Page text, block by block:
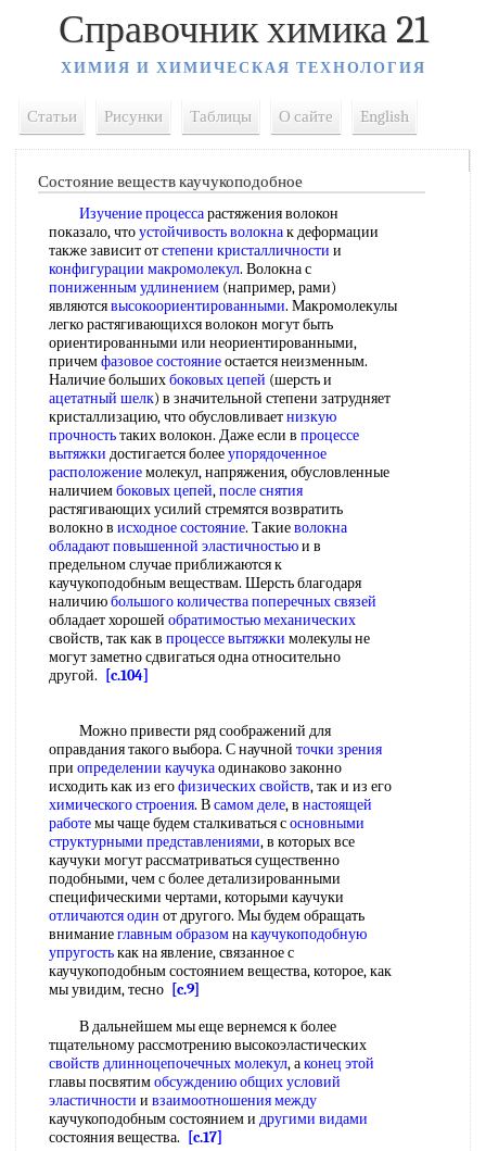
Справочник химика 21
ХИМИЯ И ХИМИЧЕСКАЯ ТЕХНОЛОГИЯ
Статьи Рисунки Таблицы О сайте English
Состояние веществ каучукоподобное
Изучение процессарастяжения волокон
показало, чтоустойчивость волокнак деформации
также зависит отстепени кристалличности и
конфигурации макромолекул. Волокна с
пониженным удлинением (например, рами)
являютсявысокоориентированными. Макромолекулы
легко растягивающихся волокон могут быть
ориентированными или неориентированными,
причемфазовое состояниеостается неизменным.
Наличие большихбоковых цепей (шерсть и
ацетатный шелк) в значительной степени затрудняет
кристаллизацию, что обусловливаетнизкую
прочностьтаких волокон. Даже если в процессе
вытяжки достигается болееупорядоченное
расположениемолекул, напряжения, обусловленные
наличиембоковых цепей,после снятия
растягивающих усилий стремятся возвратить
волокно в исходное состояние. Такиеволокна
обладаютповышенной эластичностьюи в
предельном случае приближаются к
каучукоподобным веществам. Шерсть благодаря
наличиюбольшого количествапоперечных связей
обладает хорошей обратимостью механических
свойств, так как в процессе вытяжки молекулы не
могут заметно сдвигаться одна относительно
другой.
[c.104]
Можно привести ряд соображений для
оправдания такого выбора. С научной точки зрения
при определении каучукаодинаково законно
исходить как из егофизических свойств, так и из его
химического строения. Всамом деле, в настоящей
работемы чаще будем сталкиваться сосновными
структурными представлениями, в которых все
каучуки могут рассматриваться существенно
подобными, чем с более детализированными
специфическими чертами, которыми каучуки
отличаются один от другого. Мы будем обращать
вниманиеглавным образомнакаучукоподобную
упругостькак на явление, связанное с
каучукоподобным состоянием вещества, которое, как
мы увидим, тесно [c.9]
В дальнейшем мы еще вернемся к более
тщательному рассмотрению высокоэластических
свойств длинноцепочечных молекул, аконец этой
главы посвятимобсуждению общихусловий
эластичности и взаимоотношения между
каучукоподобным состоянием и другими видами
состояния вещества.
[c.17]